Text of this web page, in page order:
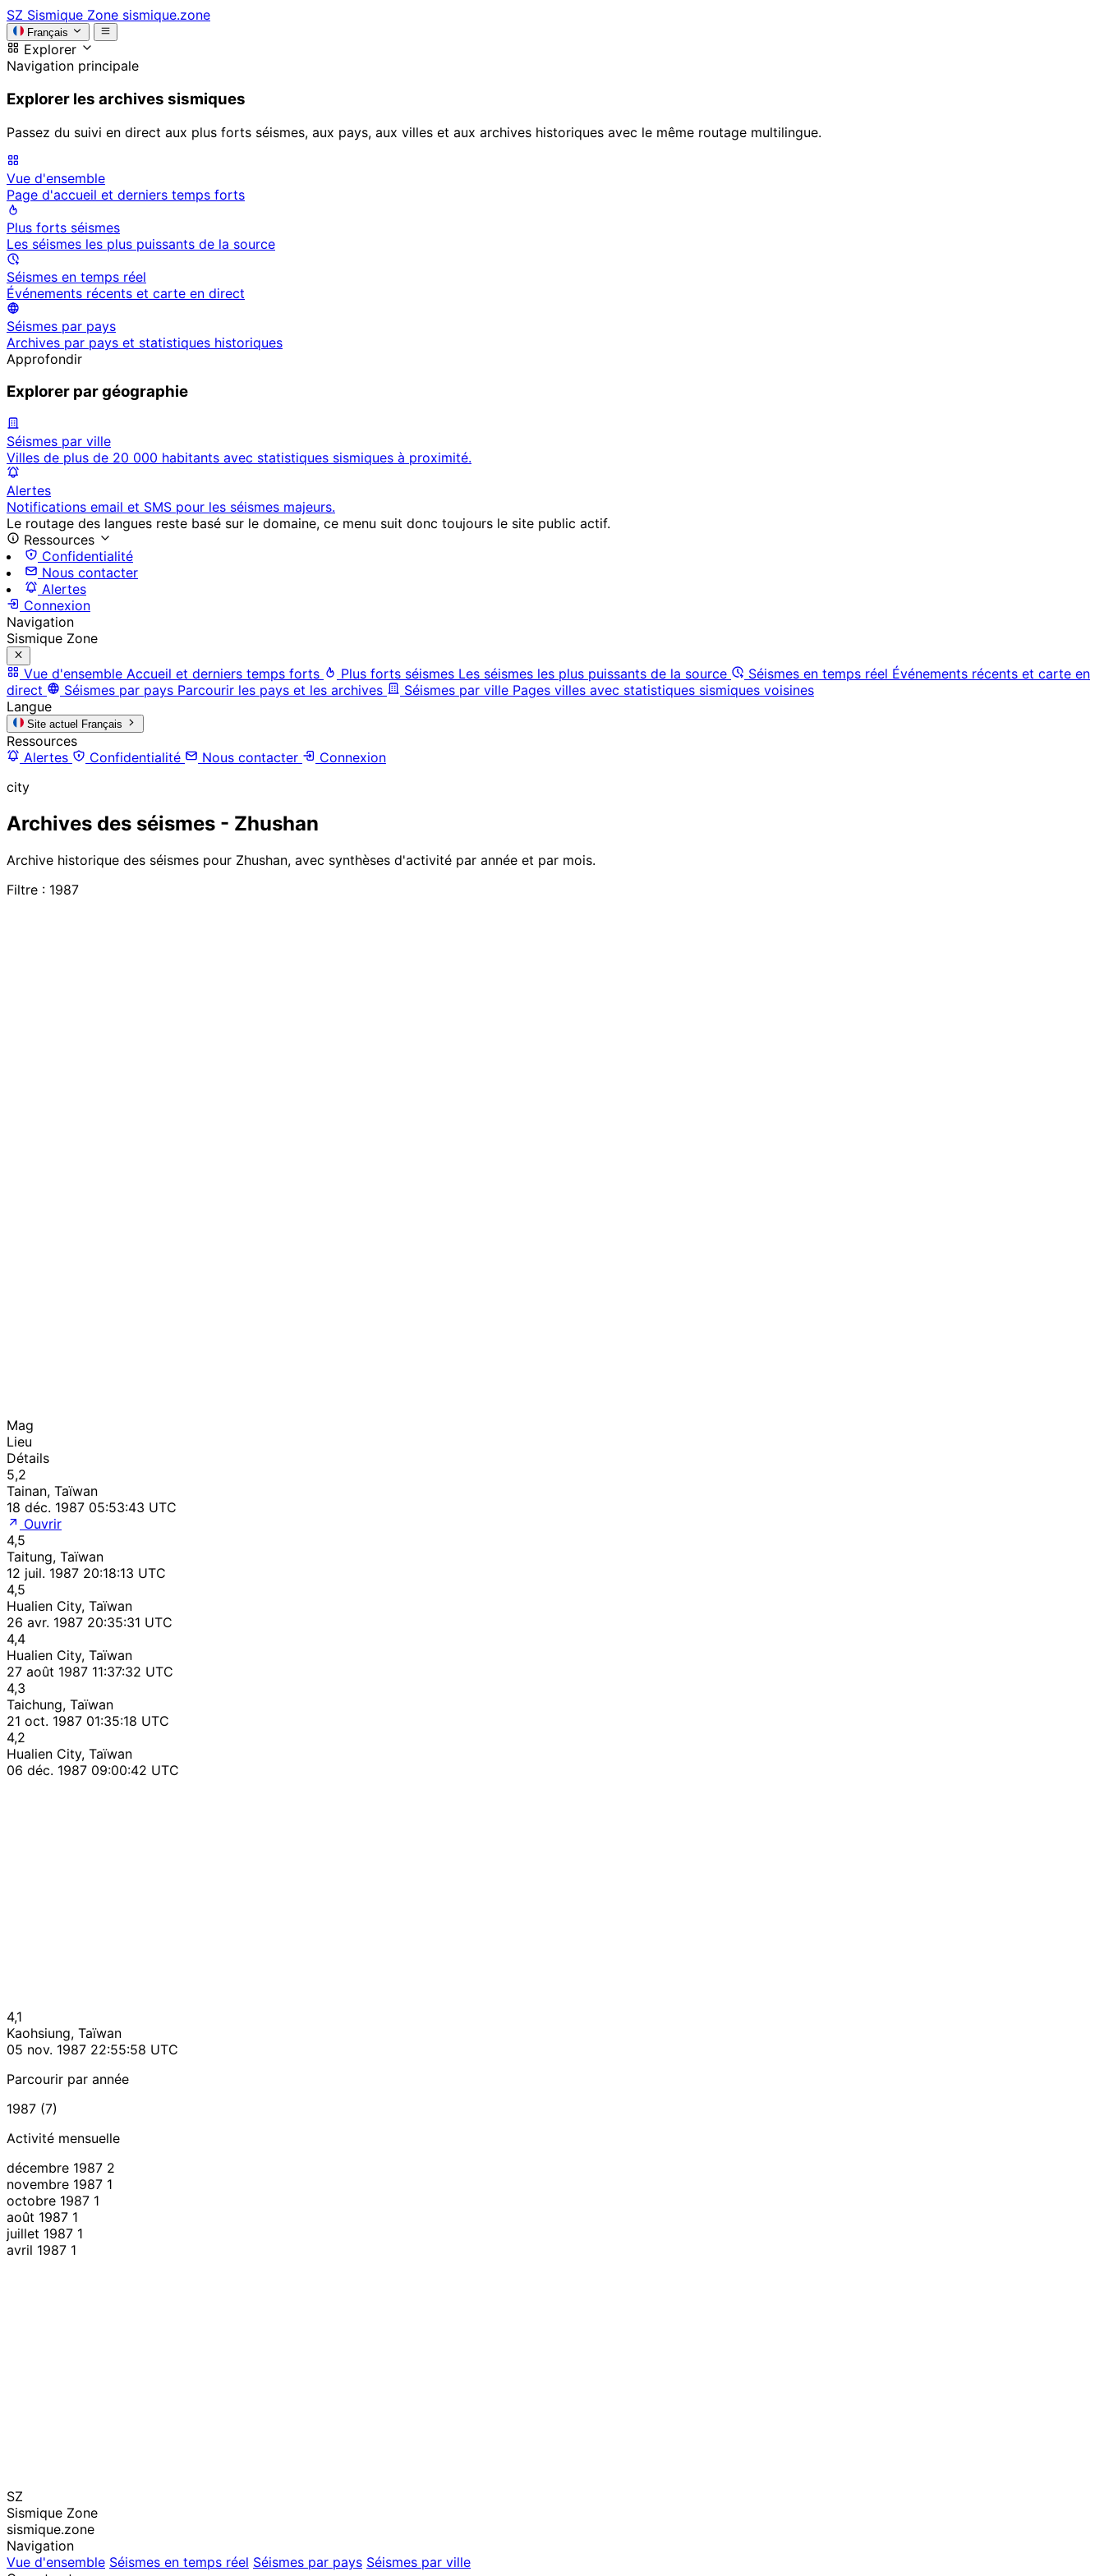
SZ Sismique Zone sismique.zone
Français
Explorer
Navigation principale
Explorer les archives sismiques
Passez du suivi en direct aux plus forts séismes, aux pays, aux villes et aux archives historiques avec le même routage multilingue.
Vue d'ensemble
Page d'accueil et derniers temps forts
Plus forts séismes
Les séismes les plus puissants de la source
Séismes en temps réel
Événements récents et carte en direct
Séismes par pays
Archives par pays et statistiques historiques
Approfondir
Explorer par géographie
Séismes par ville
Villes de plus de 20 000 habitants avec statistiques sismiques à proximité.
Alertes
Notifications email et SMS pour les séismes majeurs.
Le routage des langues reste basé sur le domaine, ce menu suit donc toujours le site public actif.
Ressources
Confidentialité
Nous contacter
Alertes
Connexion
Navigation
Sismique Zone
Vue d'ensemble Accueil et derniers temps forts Plus forts séismes Les séismes les plus puissants de la source Séismes en temps réel Événements récents et carte en
direct
Séismes par pays Parcourir les pays et les archives Séismes par ville Pages villes avec statistiques sismiques voisines
Langue
Site actuel Français
Ressources
Alertes
Confidentialité Nous contacter
Connexion
city
Archives des séismes - Zhushan
Archive historique des séismes pour Zhushan, avec synthèses d'activité par année et par mois.
Filtre : 1987
Mag
Lieu
Détails
5,2
Tainan, Taïwan
18 déc. 1987 05:53:43 UTC
Ouvrir
4,5
Taitung, Taïwan
12 juil. 1987 20:18:13 UTC
4,5
Hualien City, Taïwan
26 avr. 1987 20:35:31 UTC
4,4
Hualien City, Taïwan
27 août 1987 11:37:32 UTC
4,3
Taichung, Taïwan
21 oct. 1987 01:35:18 UTC
4,2
Hualien City, Taïwan
06 déc. 1987 09:00:42 UTC
4,1
Kaohsiung, Taïwan
05 nov. 1987 22:55:58 UTC
Parcourir par année
1987 (7)
Activité mensuelle
décembre 1987 2
novembre 1987 1
octobre 1987 1
août 1987 1
juillet 1987 1
avril 1987 1
SZ
Sismique Zone
sismique.zone
Navigation
Vue d'ensemble Séismes en temps réel Séismes par pays Séismes par ville